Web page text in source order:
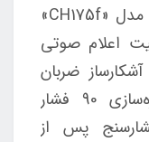
فشارسنج «رزمکس» (Rossmax) مدل «CH175f»
اعلام صوتی
ضربان
نامنظم قلب و حافظه‌ی ذخیره‌سازی 90 فشار
پس از